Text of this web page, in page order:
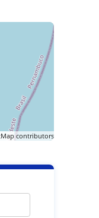
contributors